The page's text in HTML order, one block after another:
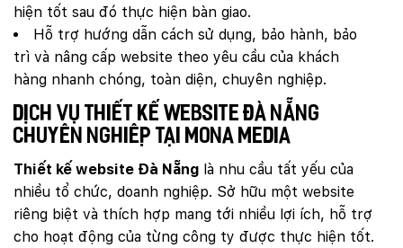
hiện tốt sau đó thực hiện bàn giao.
Hỗ trợ hướng dẫn cách sử dụng, bảo hành, bảo
trì và nâng cấp website theo yêu cầu của khách
hàng nhanh chóng, toàn diện, chuyên nghiệp.
Dịch vụ thiết kế website Đà Nẵng
chuyên nghiệp tại Mona Media
Thiết kế website Đà Nẵng là nhu cầu tất yếu của
nhiều tổ chức, doanh nghiệp. Sở hữu một website
riêng biệt và thích hợp mang tới nhiều lợi ích, hỗ trợ
cho hoạt động của từng công ty được thực hiện tốt.